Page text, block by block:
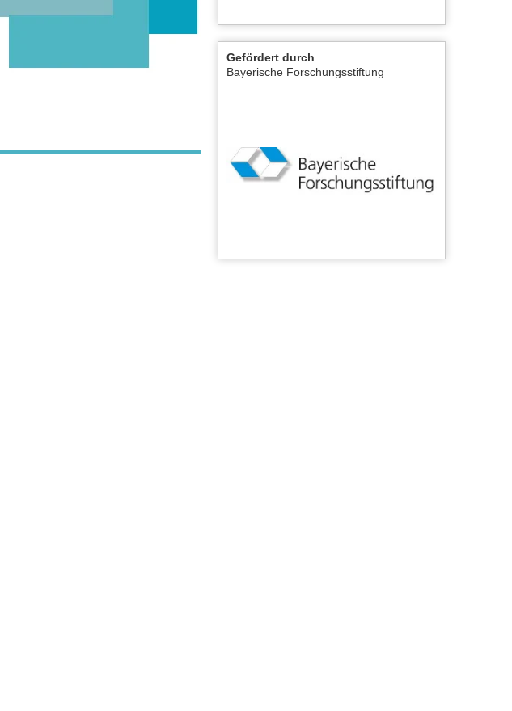
Gefördert durch
Bayerische Forschungsstiftung